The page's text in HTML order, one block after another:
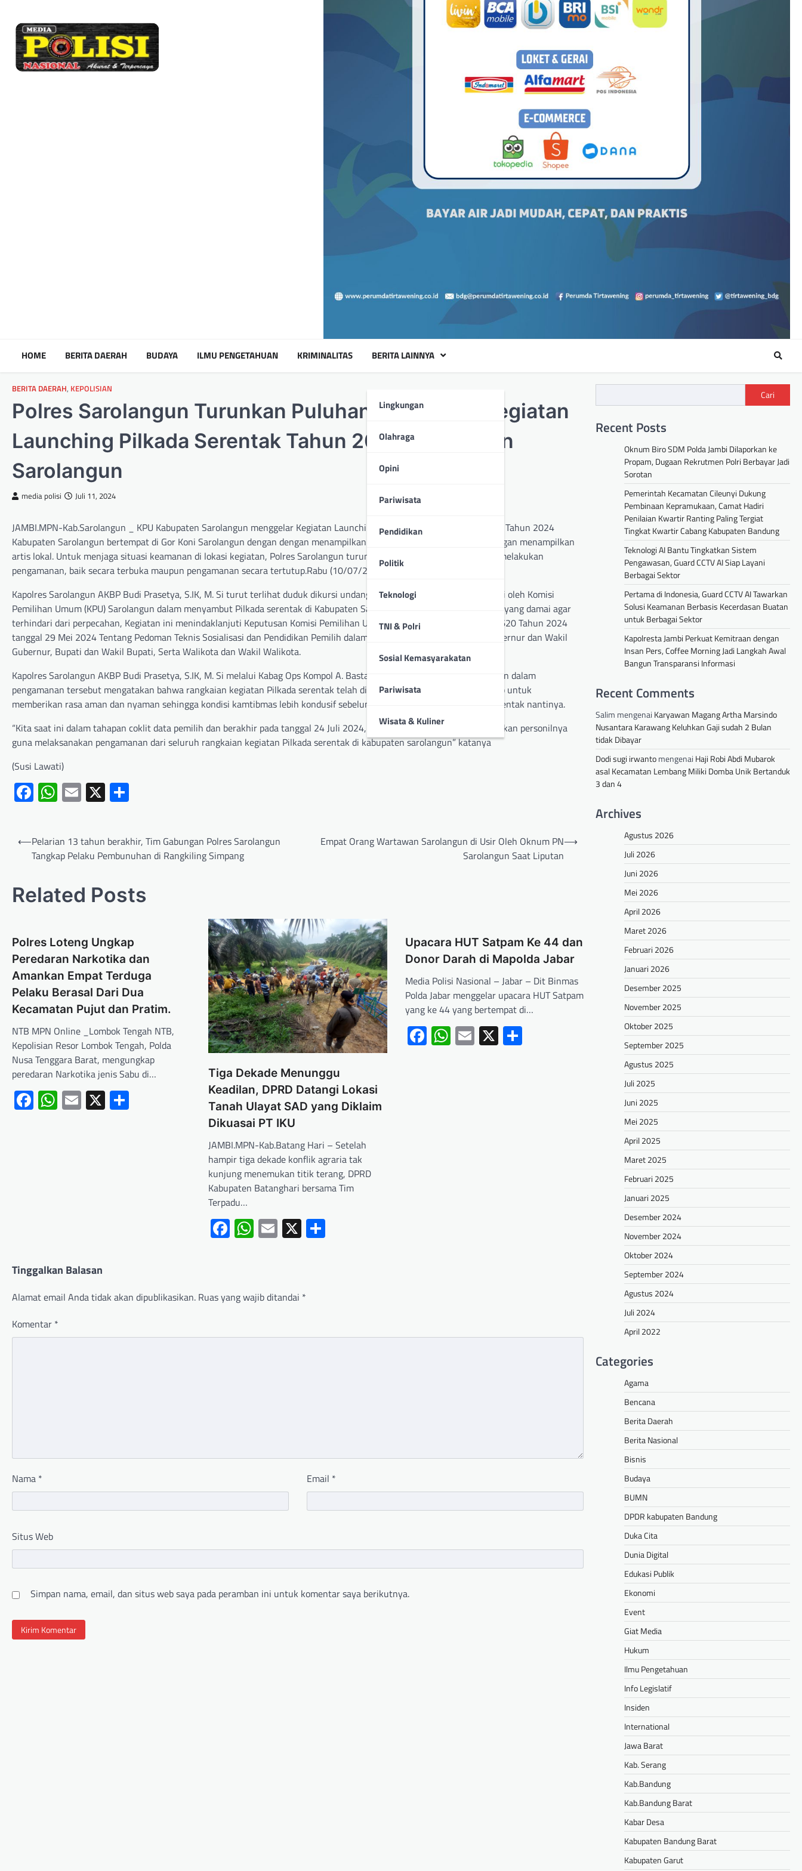
HOME BERITA DAERAH BUDAYA ILMU PENGETAHUAN KRIMINALITAS BERITA LAINNYA
Lingkungan
Olahraga
Opini
Pariwisata
Pendidikan
Politik
Teknologi
TNI & Polri
Sosial Kemasyarakatan
Pariwisata
Wisata & Kuliner
BERITA DAERAH, KEPOLISIAN
Polres Sarolangun Turunkan Puluhan Personil di Kegiatan
Launching Pilkada Serentak Tahun 2024 Kabupaten
Sarolangun
media polisi Juli 11, 2024
JAMBI.MPN-Kab.Sarolangun _ KPU Kabupaten Sarolangun menggelar Kegiatan Launching / Peluncuran Pilkada Serentak Tahun 2024
Kabupaten Sarolangun bertempat di Gor Koni Sarolangun dengan dengan menampilkan kesenian dan hiburan rakyat dengan menampilkan
artis lokal. Untuk menjaga situasi keamanan di lokasi kegiatan, Polres Sarolangun turunkan puluhan personilnya untuk melakukan
pengamanan, baik secara terbuka maupun pengamanan secara tertutup.Rabu (10/07/2024)
Kapolres Sarolangun AKBP Budi Prasetya, S.IK, M. Si turut terlihat duduk dikursi undangan, Kegiatan tersebut diprakarsai oleh Komisi
Pemilihan Umum (KPU) Sarolangun dalam menyambut Pilkada serentak di Kabupaten Sarolangun untuk ciptakan pilkada yang damai agar
terhindari dari perpecahan, Kegiatan ini menindaklanjuti Keputusan Komisi Pemilihan Umum Republik Indonesia Nomor 620 Tahun 2024
tanggal 29 Mei 2024 Tentang Pedoman Teknis Sosialisasi dan Pendidikan Pemilih dalam Penyelenggaraan Pemilihan Gubernur dan Wakil
Gubernur, Bupati dan Wakil Bupati, Serta Walikota dan Wakil Walikota.
Kapolres Sarolangun AKBP Budi Prasetya, S.IK, M. Si melalui Kabag Ops Kompol A. Bastari Yusuf, SH, MH selaku Komandan dalam
pengamanan tersebut mengatakan bahwa rangkaian kegiatan Pilkada serentak telah dimulai, Pihak kepolisian selalu siap untuk
memberikan rasa aman dan nyaman sehingga kondisi kamtibmas lebih kondusif sebelum, disaat dan sesudah Pilkada serentak nantinya.
“Kita saat ini dalam tahapan coklit data pemilih dan berakhir pada tanggal 24 Juli 2024, Polres Sarolangun telah menyiapkan personilnya
guna melaksanakan pengamanan dari seluruh rangkaian kegiatan Pilkada serentak di kabupaten sarolangun” katanya
(Susi Lawati)
Facebook
WhatsApp
Email
X
⟵Pelarian 13 tahun berakhir, Tim Gabungan Polres Sarolangun
Tangkap Pelaku Pembunuhan di Rangkiling Simpang
Empat Orang Wartawan Sarolangun di Usir Oleh Oknum PN
Sarolangun Saat Liputan
⟶
Related Posts
Polres Loteng Ungkap
Peredaran Narkotika dan
Amankan Empat Terduga
Pelaku Berasal Dari Dua
Kecamatan Pujut dan Pratim.
NTB MPN Online _Lombok Tengah NTB,
Kepolisian Resor Lombok Tengah, Polda
Nusa Tenggara Barat, mengungkap
peredaran Narkotika jenis Sabu di…
Facebook
WhatsApp
Email
X
Tiga Dekade Menunggu
Keadilan, DPRD Datangi Lokasi
Tanah Ulayat SAD yang Diklaim
Dikuasai PT IKU
JAMBI.MPN-Kab.Batang Hari – Setelah
hampir tiga dekade konflik agraria tak
kunjung menemukan titik terang, DPRD
Kabupaten Batanghari bersama Tim
Terpadu…
Facebook
WhatsApp
Email
X
Upacara HUT Satpam Ke 44 dan
Donor Darah di Mapolda Jabar
Media Polisi Nasional – Jabar – Dit Binmas
Polda Jabar menggelar upacara HUT Satpam
yang ke 44 yang bertempat di…
Facebook
WhatsApp
Email
X Share
Tinggalkan Balasan
Alamat email Anda tidak akan dipublikasikan. Ruas yang wajib ditandai *
Komentar *
Nama * Email *
Situs Web
Simpan nama, email, dan situs web saya pada peramban ini untuk komentar saya berikutnya.
Cari
Recent Posts
Oknum Biro SDM Polda Jambi Dilaporkan ke
Propam, Dugaan Rekrutmen Polri Berbayar Jadi
Sorotan
Pemerintah Kecamatan Cileunyi Dukung
Pembinaan Kepramukaan, Camat Hadiri
Penilaian Kwartir Ranting Paling Tergiat
Tingkat Kwartir Cabang Kabupaten Bandung
Teknologi AI Bantu Tingkatkan Sistem
Pengawasan, Guard CCTV AI Siap Layani
Berbagai Sektor
Pertama di Indonesia, Guard CCTV AI Tawarkan
Solusi Keamanan Berbasis Kecerdasan Buatan
untuk Berbagai Sektor
Kapolresta Jambi Perkuat Kemitraan dengan
Insan Pers, Coffee Morning Jadi Langkah Awal
Bangun Transparansi Informasi
Recent Comments
Salim mengenai Karyawan Magang Artha Marsindo
Nusantara Karawang Keluhkan Gaji sudah 2 Bulan
tidak Dibayar
Dodi sugi irwantomengenai Haji Robi Abdi Mubarok
asal Kecamatan Lembang Miliki Domba Unik Bertanduk
3 dan 4
Archives
Agustus 2026
Juli 2026
Juni 2026
Mei 2026
April 2026
Maret 2026
Februari 2026
Januari 2026
Desember 2025
November 2025
Oktober 2025
September 2025
Agustus 2025
Juli 2025
Juni 2025
Mei 2025
April 2025
Maret 2025
Februari 2025
Januari 2025
Desember 2024
November 2024
Oktober 2024
September 2024
Agustus 2024
Juli 2024
April 2022
Categories
Agama
Bencana
Berita Daerah
Berita Nasional
Bisnis
Budaya
BUMN
DPDR kabupaten Bandung
Duka Cita
Dunia Digital
Edukasi Publik
Ekonomi
Event
Giat Media
Hukum
Ilmu Pengetahuan
Info Legislatif
Insiden
International
Jawa Barat
Kab. Serang
Kab.Bandung
Kab.Bandung Barat
Kabar Desa
Kabupaten Bandung Barat
Kabupaten Garut